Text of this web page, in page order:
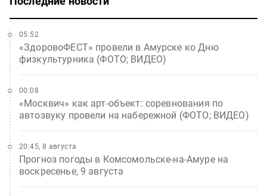
«ЗдоровоФЕСТ» провели в Амурске ко Дню
физкультурника (ФОТО; ВИДЕО)
05:52
«Москвич» как арт-объект: соревнования по
автозвуку провели на набережной (ФОТО; ВИДЕО)
00:08
Прогноз погоды в Комсомольске-на-Амуре на
воскресенье, 9 августа
20:45, 8 августа